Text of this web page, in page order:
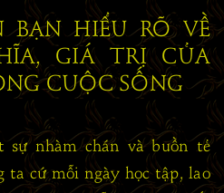
BẠN HIỂU RÕ VỀ
GIÁ TRỊ CỦA
CUỘC SỐNG
sự nhàm chán và buồn tẻ
ta cứ mỗi ngày học tập, lao